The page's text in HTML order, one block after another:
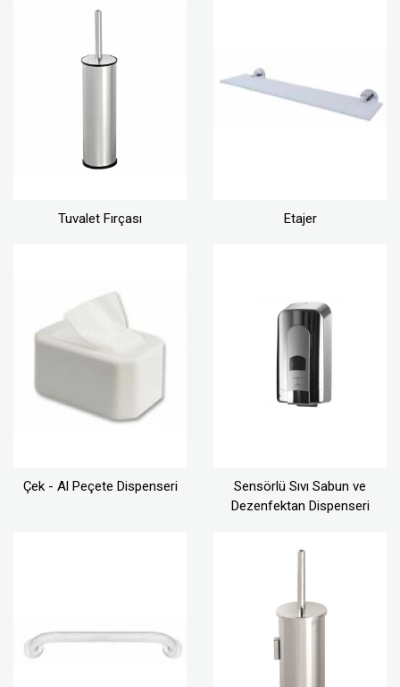
Tuvalet Fırçası Etajer
Çek - Al Peçete Dispenseri
Sensörlü Sıvı Sabun ve
Dezenfektan Dispenseri